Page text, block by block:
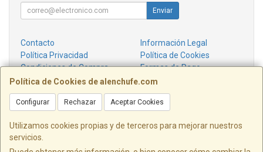
Política de Cookies de alenchufe.com
Configurar Rechazar Aceptar Cookies
Utilizamos cookies propias y de terceros para mejorar nuestros
servicios.
Enviar
Contacto
Información Legal
Política Privacidad
Política de Cookies
Condiciones de Compra
Formas de Pago
¿Quienes Somos?
Contacto
info@alenchufe.com